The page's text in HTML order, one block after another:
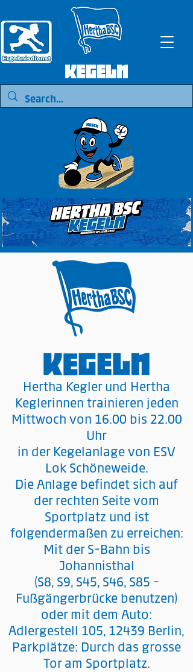
Hertha Kegler und Hertha
Keglerinnen trainieren jeden
Mittwoch von 16.00 bis 22.00
Uhr
in der Kegelanlage von ESV
Lok Schöneweide.
Die Anlage befindet sich auf
der rechten Seite vom
Sportplatz und ist
folgendermaßen zu erreichen:
Mit der S-Bahn bis
Johannisthal
(S8, S9, S45, S46, S85 -
Fußgängerbrücke benutzen)
oder mit dem Auto:
Adlergestell 105, 12439 Berlin,
Parkplätze: Durch das grosse
Tor am Sportplatz.